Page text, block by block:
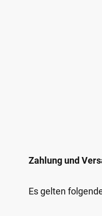
Zahlung und
Es gelten